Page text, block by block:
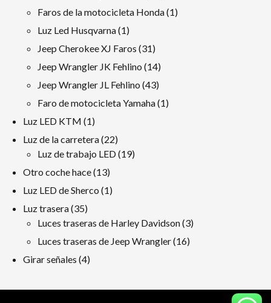
productos
Faros de la motocicleta Honda 11
Luz Led Husqvarna 11
producto
Jeep Cherokee XJ Faros 3131
productos
Jeep Wrangler JK Fehlino 1414
productos
Jeep Wrangler JL Fehlino 4343
productos
Faro de motocicleta Yamaha 11
Luz LED KTM 11
producto
Luz de la carretera 2222
productos
Luz de trabajo LED 1919
Otro coche hace 1313
productos
Luz LED de Sherco 11
Luz trasera 3535
productos
Luces traseras de Harley Davidson 33
Luces traseras de Jeep Wrangler 1616
Girar señales 44